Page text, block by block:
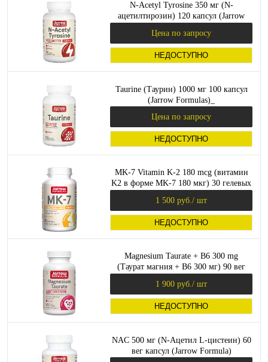
N-Acetyl Tyrosine 350 мг (N-
ацетилтирозин) 120 капсул (Jarrow
Цена по запросу
НЕДОСТУПНО
Taurine (Таурин) 1000 мг 100 капсул
(Jarrow Formulas)_
Цена по запросу
НЕДОСТУПНО
MK-7 Vitamin K-2 180 mcg (витамин
K2 в форме MK-7 180 мкг) 30 гелевых
1 500 руб. / шт
НЕДОСТУПНО
Magnesium Taurate + B6 300 mg
(Таурат магния + В6 300 мг) 90 вег
1 900 руб. / шт
НЕДОСТУПНО
NAC 500 мг (N-Ацетил L-цистеин) 60
вег капсул (Jarrow Formula)